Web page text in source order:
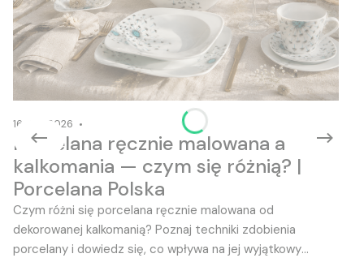
16-06-2026
Porcelana ręcznie malowana a
kalkomania — czym się różnią? |
Porcelana Polska
Czym różni się porcelana ręcznie malowana od
dekorowanej kalkomanią? Poznaj techniki zdobienia
porcelany i dowiedz się, co wpływa na jej wyjątkowy